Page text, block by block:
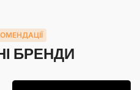
БРЕНДИ